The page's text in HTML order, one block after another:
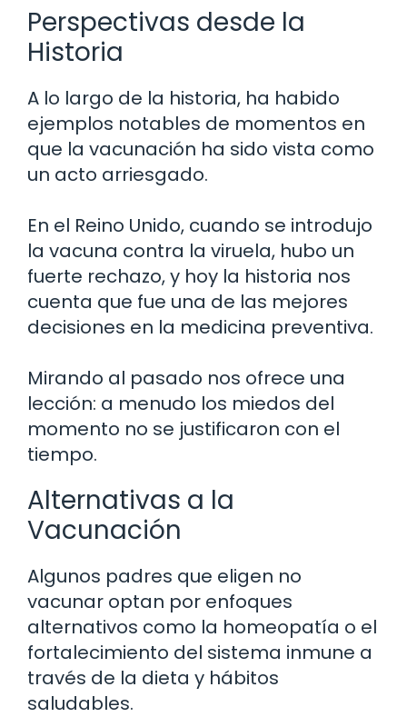
Perspectivas desde la
Historia
A lo largo de la historia, ha habido
ejemplos notables de momentos en
que la vacunación ha sido vista como
un acto arriesgado.
En el Reino Unido, cuando se introdujo
la vacuna contra la viruela, hubo un
fuerte rechazo, y hoy la historia nos
cuenta que fue una de las mejores
decisiones en la medicina preventiva.
Mirando al pasado nos ofrece una
lección: a menudo los miedos del
momento no se justificaron con el
tiempo.
Alternativas a la
Vacunación
Algunos padres que eligen no
vacunar optan por enfoques
alternativos como la homeopatía o el
fortalecimiento del sistema inmune a
través de la dieta y hábitos
saludables.